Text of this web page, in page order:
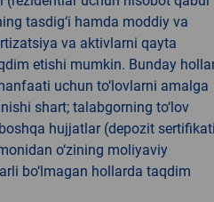
tasdig‘i hamda moddiy va
va aktivlarni qayta
etishi mumkin. Bunday
uchun to‘lovlarni amalga
shart; talabgorning to‘lov
hujjatlar (depozit
o‘zining moliyaviy
bo‘lmagan hollarda taqdim